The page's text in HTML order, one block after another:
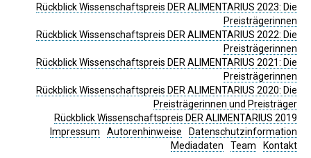
Rückblick Wissenschaftspreis DER ALIMENTARIUS 2023: Die
Preisträgerinnen
Rückblick Wissenschaftspreis DER ALIMENTARIUS 2022: Die
Preisträgerinnen
Rückblick Wissenschaftspreis DER ALIMENTARIUS 2021: Die
Preisträgerinnen
Rückblick Wissenschaftspreis DER ALIMENTARIUS 2020: Die
Preisträgerinnen und Preisträger
Rückblick Wissenschaftspreis DER ALIMENTARIUS 2019
Impressum
Autorenhinweise
Datenschutzinformation
Mediadaten
Team Kontakt